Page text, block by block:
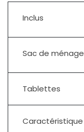
Inclus
Sac de ménage
Tablettes
Caractéristique